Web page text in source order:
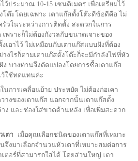
ว้ประมาณ 10-15 เซนติเมตร เพื่อเตรียมไว้
โต๊ะโดยเฉพาะ เตาแก๊สตั้งโต๊ะดีข้อดีคือ ไม่
รัวในระหว่างการติดตั้ง สะดวกในการ
พราะก็ไม่ต้องกังวลกับขนาดเจาะของ
งเอาไว้ ไม่เหมือนกับเตาแก๊สแบบฝังที่ต้อง
างไรก็ตามเตาแก๊สตั้งโต๊ะก็จะมีกำลังไฟที่หัว
ง บางท่านจึงดัดแปลงโดยการซื้อเตาแก๊ส
ว้ใช้ทดแทนค่ะ
นการเคลื่อนย้าย ประหยัด ไม่ต้องก่อเคา
างของเตาแก๊ส นอกจากนั้นเตาแก๊สตั้ง
ง และช่องใส่ขวดด้านหลัง เพื่อเพิ่มสะดวก
ตา
เมื่อคุณเลือกชนิดของเตาแก๊สที่เหมาะ
งมาเลือกจำนวนหัวเตาที่เหมาะสมต่อการ
ตอร์ที่สามารถใส่ได้ โดยส่วนใหญ่ เตา